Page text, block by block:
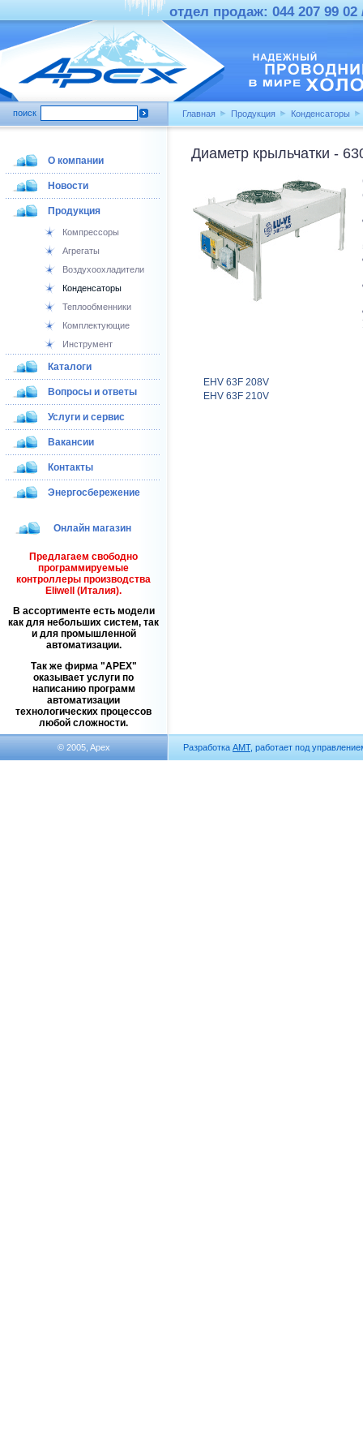
отдел продаж: 044 207 99 02
поиск Главная Продукция Конденсаторы
О компании
Новости
Продукция
Компрессоры
Агрегаты
Воздухоохладители
Конденсаторы
Теплообменники
Комплектующие
Инструмент
Каталоги
Вопросы и ответы
Услуги и сервис
Вакансии
Контакты
Энергосбережение
Онлайн магазин
Предлагаем свободно
программируемые
контроллеры производства
Eliwell (Италия).
В ассортименте есть модели
как для небольших систем, так
и для промышленной
автоматизации.
Так же фирма
APEX
оказывает услуги по
написанию программ
автоматизации
технологических процессов
любой сложности.
Диаметр крыльчатки -
EHV 63F 208V
EHV 63F 210V
© 2005, Apex Разработка АМТ, работает под